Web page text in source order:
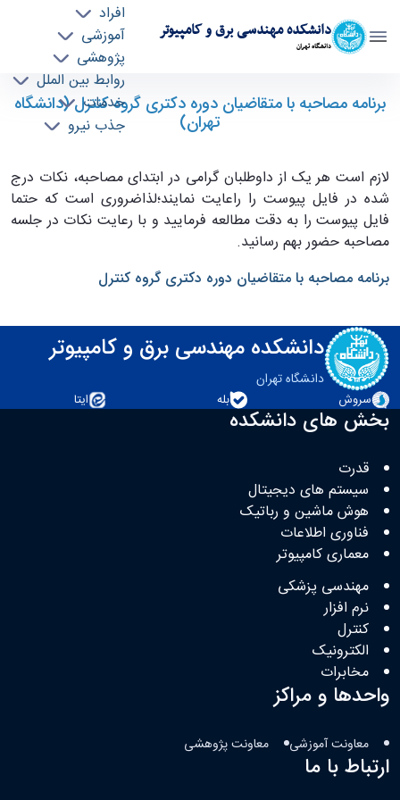
دانشکده مهندسی برق و کامپیوتر
دانشگاه تهران
افراد
آموزشی
پژوهشی
روابط بین الملل
خدمات
جذب نیرو
قابل توجه داوطلبان مصاحبه دکترا کنترل"برنامه
مصاحبه با متقاضیان" - ece- دانشکده مهندسی
برنامه مصاحبه با متقاضیان دوره دکتری گروه کنترل (دانشگاه
تهران)
لازم است هر یک از داوطلبان گرامی در ابتدای مصاحبه، نکات درج
شده در فایل پیوست را راعایت نمایند؛لذاضروری است که حتما
فایل پیوست را به دقت مطالعه فرمایید و با رعایت نکات در جلسه
مصاحبه حضور بهم رسانید.
برنامه مصاحبه با متقاضیان دوره دکتری گروه کنترل
دانشکده مهندسی برق و کامپیوتر
دانشگاه تهران
سروش
بله ایتا
بخش های دانشکده
قدرت
سیستم های دیجیتال
هوش ماشین و رباتیک
فناوری اطلاعات
معماری کامپیوتر
مهندسی پزشکی
نرم افزار
کنترل
الکترونیک
مخابرات
واحدها و مراکز
معاونت آموزشی معاونت پژوهشی
ارتباط با ما